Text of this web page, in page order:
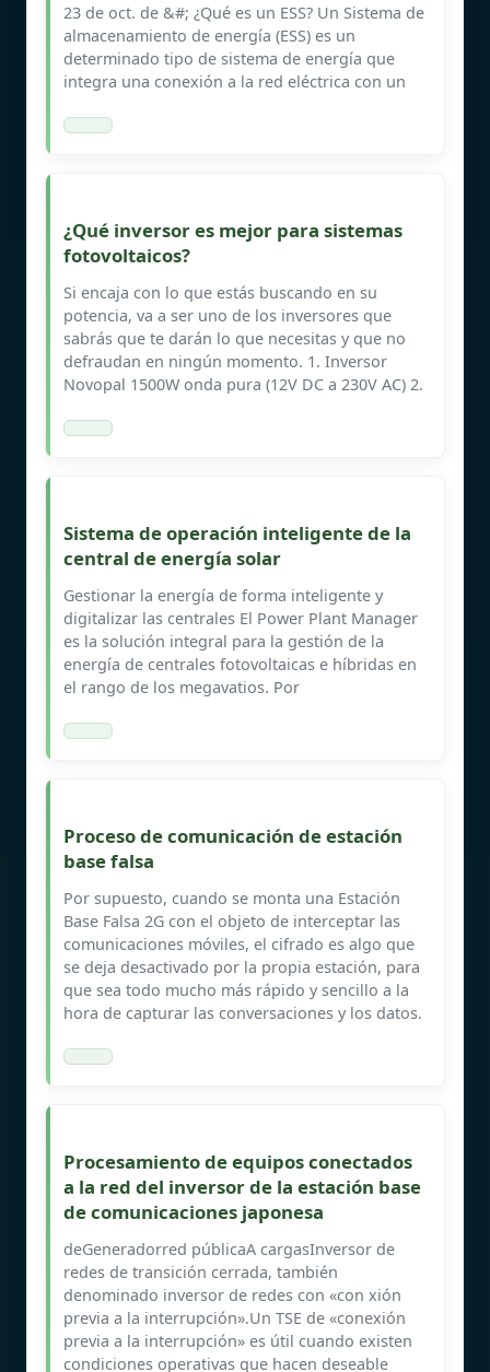
23 de oct. de &#; ¿Qué es un ESS? Un Sistema de
almacenamiento de energía (ESS) es un
determinado tipo de sistema de energía que
integra una conexión a la red eléctrica con un
¿Qué inversor es mejor para sistemas
fotovoltaicos?
Si encaja con lo que estás buscando en su
potencia, va a ser uno de los inversores que
sabrás que te darán lo que necesitas y que no
defraudan en ningún momento. 1. Inversor
Novopal 1500W onda pura (12V DC a 230V AC) 2.
Sistema de operación inteligente de la
central de energía solar
Gestionar la energía de forma inteligente y
digitalizar las centrales El Power Plant Manager
es la solución integral para la gestión de la
energía de centrales fotovoltaicas e híbridas en
el rango de los megavatios. Por
Proceso de comunicación de estación
base falsa
Por supuesto, cuando se monta una Estación
Base Falsa 2G con el objeto de interceptar las
comunicaciones móviles, el cifrado es algo que
se deja desactivado por la propia estación, para
que sea todo mucho más rápido y sencillo a la
hora de capturar las conversaciones y los datos.
Procesamiento de equipos conectados
a la red del inversor de la estación base
de comunicaciones japonesa
deGeneradorred públicaA cargasInversor de
redes de transición cerrada, también
denominado inversor de redes con «con xión
previa a la interrupción».Un TSE de «conexión
previa a la interrupción» es útil cuando existen
condiciones operativas que hacen deseable